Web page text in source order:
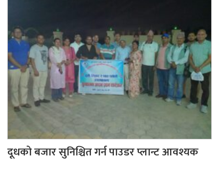
दूधको बजार सुनिश्चित गर्न पाउडर प्लान्ट आवश्यक